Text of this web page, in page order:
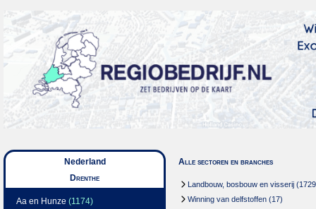
Nederland
Drenthe
Aa en Hunze (1174)
Alle sectoren en branches
Landbouw, bosbouw en visserij
Winning van delfstoffen (17)